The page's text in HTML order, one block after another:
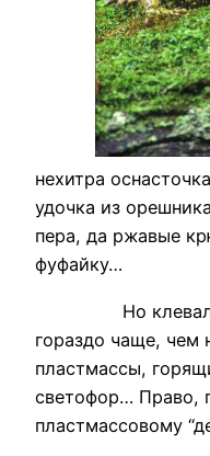
нехитра
удочка из
пера, да ржавые
фуфайку…
Но клевало-
гораздо чаще, чем
пластмассы,
светофор… Право,
пластмассовому